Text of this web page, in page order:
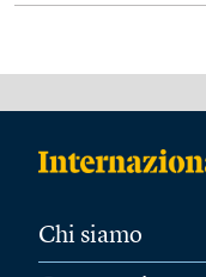
Chi siamo